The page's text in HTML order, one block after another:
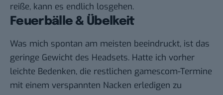
reiße, kann es endlich losgehen.
Feuerbälle & Übelkeit
Was mich spontan am meisten beeindruckt, ist das
geringe Gewicht des Headsets. Hatte ich vorher
leichte Bedenken, die restlichen gamescom-Termine
mit einem verspannten Nacken erledigen zu